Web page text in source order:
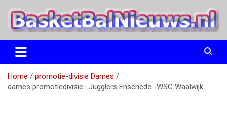
naar
BasketBalNieuws.nl
Etten
Home
promotie-divisie Dames
dames promotiedivisie : Jugglers Enschede -WSC Waalwijk